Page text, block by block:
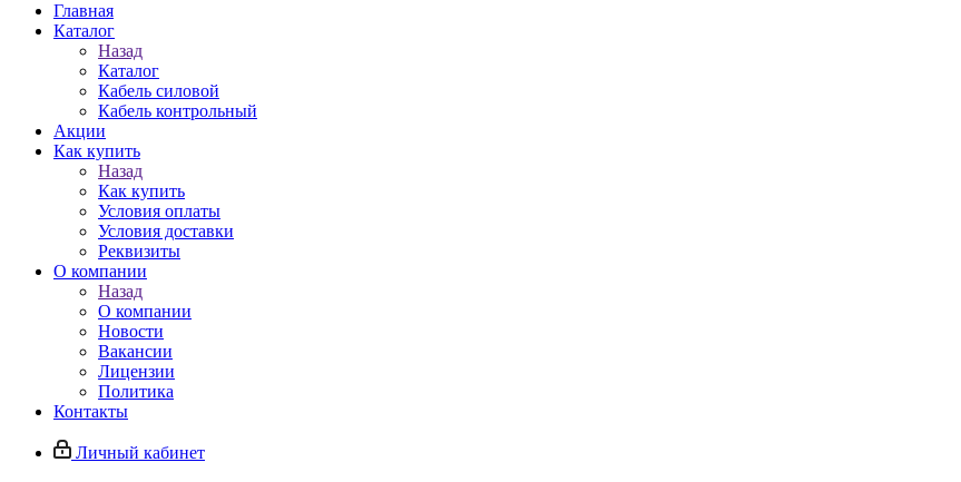
Главная
Каталог
Назад
Каталог
Кабель силовой
Кабель контрольный
Акции
Как купить
Назад
Как купить
Условия оплаты
Условия доставки
Реквизиты
О компании
Назад
О компании
Новости
Вакансии
Лицензии
Политика
Контакты
Личный кабинет